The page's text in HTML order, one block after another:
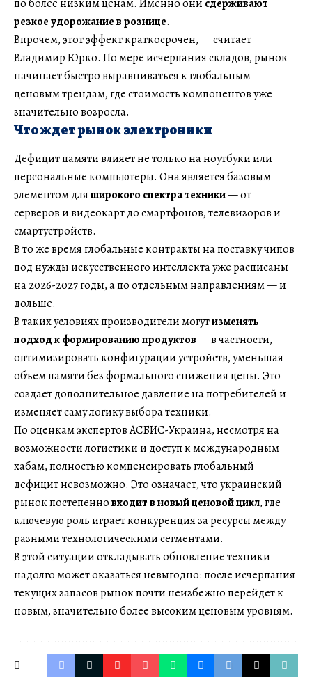
по более низким ценам. Именно они сдерживают
резкое удорожание в рознице.
Впрочем, этот эффект краткосрочен, — считает
Владимир Юрко. По мере исчерпания складов, рынок
начинает быстро выравниваться к глобальным
ценовым трендам, где стоимость компонентов уже
значительно возросла.
Что ждет рынок электроники
Дефицит памяти влияет не только на ноутбуки или
персональные компьютеры. Она является базовым
элементом дляширокого спектра техники— от
серверов и видеокарт до смартфонов, телевизоров и
смартустройств.
В то же время глобальные контракты на поставку чипов
под нужды искусственного интеллекта уже расписаны
на 2026-2027 годы, а по отдельным направлениям — и
дольше.
В таких условиях производители могутизменять
подход к формированию продуктов— в частности,
оптимизировать конфигурации устройств, уменьшая
объем памяти без формального снижения цены. Это
создает дополнительное давление на потребителей и
изменяет саму логику выбора техники.
По оценкам экспертов АСБИС-Украина, несмотря на
возможности логистики и доступ к международным
хабам, полностью компенсировать глобальный
дефицит невозможно. Это означает, что украинский
рынок постепенновходит в новый ценовой цикл, где
ключевую роль играет конкуренция за ресурсы между
разными технологическими сегментами.
В этой ситуации откладывать обновление техники
надолго может оказаться невыгодно: после исчерпания
текущих запасов рынок почти неизбежно перейдет к
новым, значительно более высоким ценовым уровням.